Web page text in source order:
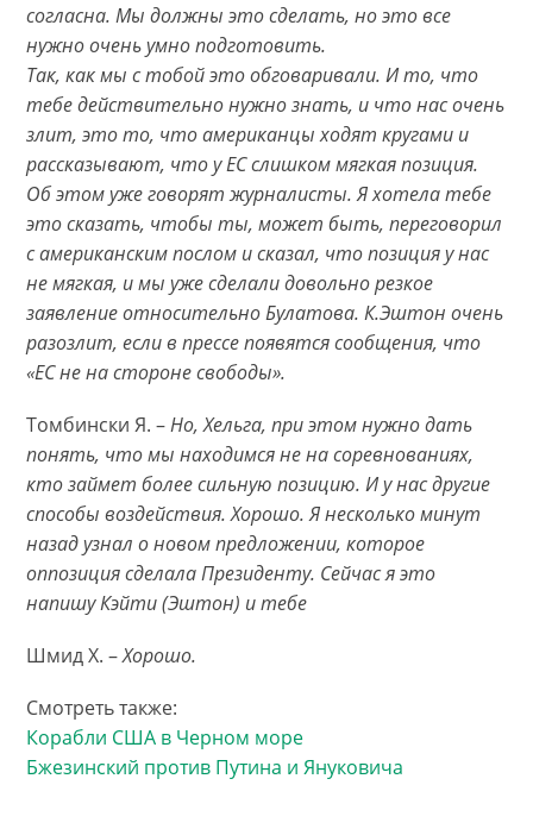
согласна. Мы должны это сделать, но это все
нужно очень умно подготовить.
Так, как мы с тобой это обговаривали. И то, что
тебе действительно нужно знать, и что нас очень
злит, это то, что американцы ходят кругами и
рассказывают, что у ЕС слишком мягкая позиция.
Об этом уже говорят журналисты. Я хотела тебе
это сказать, чтобы ты, может быть, переговорил
с американским послом и сказал, что позиция у нас
не мягкая, и мы уже сделали довольно резкое
заявление относительно Булатова. К.Эштон очень
разозлит, если в прессе появятся сообщения, что
«ЕС не на стороне свободы».
Томбински Я. –Но, Хельга, при этом нужно дать
понять, что мы находимся не на соревнованиях,
кто займет более сильную позицию. И у нас другие
способы воздействия. Хорошо. Я несколько минут
назад узнал о новом предложении, которое
оппозиция сделала Президенту. Сейчас я это
напишу Кэйти (Эштон) и тебе
Шмид Х. –Хорошо.
Смотреть также:
Корабли США в Черном море
Бжезинский против Путина и Януковича